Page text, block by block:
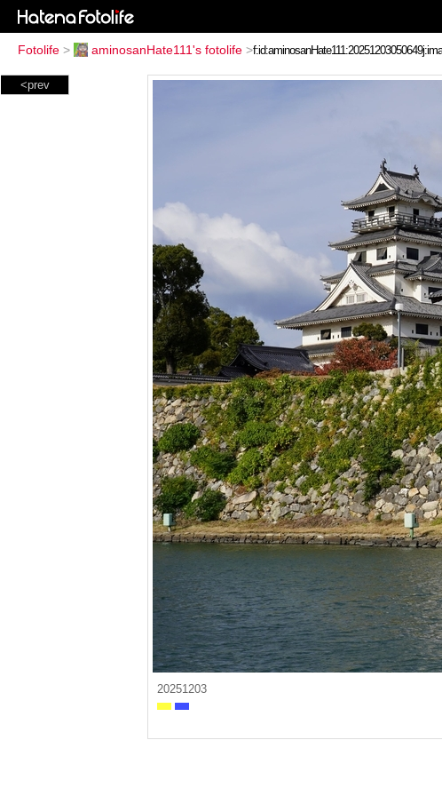
Fotolife > aminosanHate111's fotolife >
<prev
20251203